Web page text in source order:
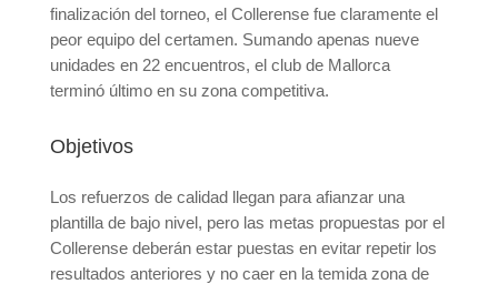
finalización del torneo, el Collerense fue claramente el
peor equipo del certamen. Sumando apenas nueve
unidades en 22 encuentros, el club de Mallorca
terminó último en su zona competitiva.
Objetivos
Los refuerzos de calidad llegan para afianzar una
plantilla de bajo nivel, pero las metas propuestas por el
Collerense deberán estar puestas en evitar repetir los
resultados anteriores y no caer en la temida zona de